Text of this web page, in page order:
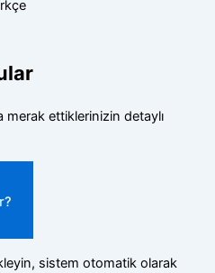
merak ettiklerinizin detaylı
sistem otomatik olarak